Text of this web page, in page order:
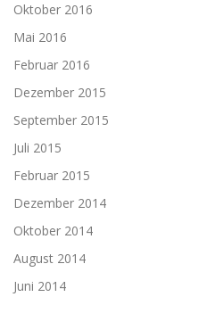
Oktober 2016
Mai 2016
Februar 2016
Dezember 2015
September 2015
Juli 2015
Februar 2015
Dezember 2014
Oktober 2014
August 2014
Juni 2014